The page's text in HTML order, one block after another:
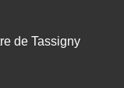
de Tassigny